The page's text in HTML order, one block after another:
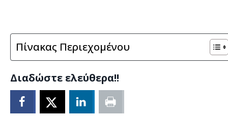
Πίνακας Περιεχομένου
Διαδώστε ελεύθερα!!